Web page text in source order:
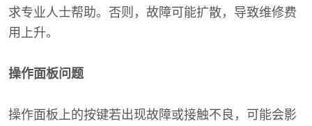
求专业人士帮助。否则，故障可能扩散，导致维修费
用上升。
操作面板问题
操作面板上的按键若出现故障或接触不良，可能会影